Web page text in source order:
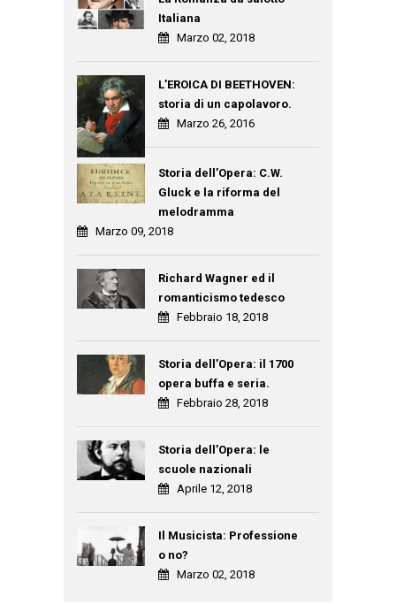
Italiana
Marzo 02, 2018
L’EROICA DI BEETHOVEN:
storia di un capolavoro.
Marzo 26, 2016
Storia dell’Opera: C.W.
Gluck e la riforma del
melodramma
Marzo 09, 2018
Richard Wagner ed il
romanticismo tedesco
Febbraio 18, 2018
Storia dell’Opera: il 1700
opera buffa e seria.
Febbraio 28, 2018
Storia dell’Opera: le
scuole nazionali
Aprile 12, 2018
Il Musicista: Professione
o no?
Marzo 02, 2018